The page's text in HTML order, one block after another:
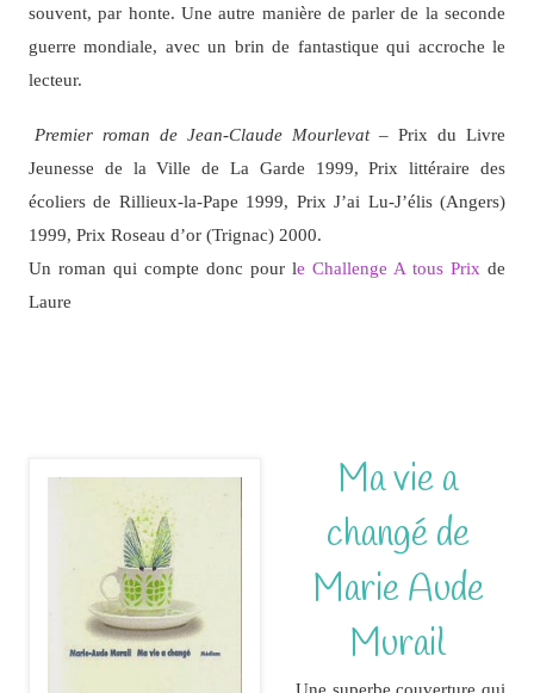
souvent, par honte. Une autre manière de parler de la seconde
guerre mondiale, avec un brin de fantastique qui accroche le
lecteur.
Premier roman de Jean-Claude Mourlevat –Prix du Livre
Jeunesse de la Ville de La Garde 1999, Prix littéraire des
écoliers de Rillieux-la-Pape 1999, Prix J’ai Lu-J’élis (Angers)
1999, Prix Roseau d’or (Trignac) 2000.
Un roman qui compte donc pour le Challenge A tous Prixde
Laure
Ma vie a
changé de
Marie Aude
Murail
Une superbe couverture qui